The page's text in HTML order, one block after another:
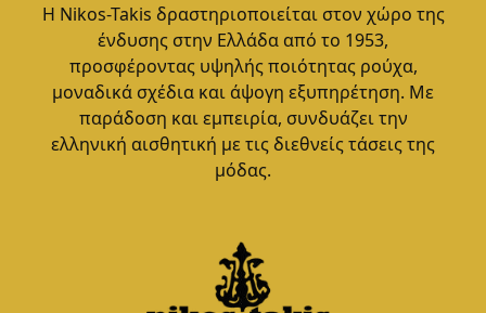
Η Nikos-Takis δραστηριοποιείται στον χώρο της
ένδυσης στην Ελλάδα από το 1953,
προσφέροντας υψηλής ποιότητας ρούχα,
μοναδικά σχέδια και άψογη εξυπηρέτηση. Με
παράδοση και εμπειρία, συνδυάζει την
ελληνική αισθητική με τις διεθνείς τάσεις της
μόδας.